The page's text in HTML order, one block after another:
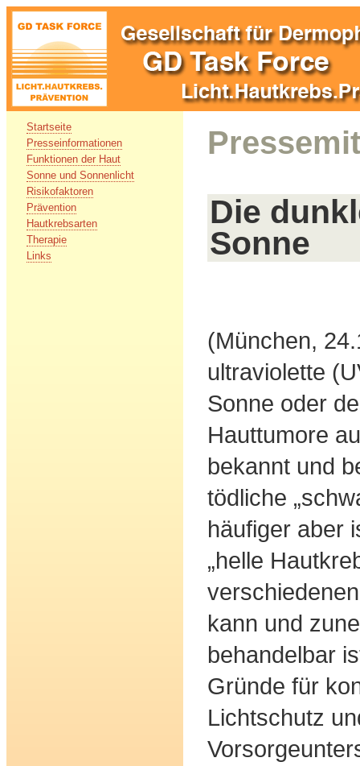
Startseite
Presseinformationen
Funktionen der Haut
Sonne und Sonnenlicht
Risikofaktoren
Prävention
Hautkrebsarten
Therapie
Links
Die
Sonne
(München,
ultraviolette
Sonne oder
Hauttumore
bekannt und
tödliche
häufiger aber
„helle
kann und
behandelbar
Gründe für
Lichtschutz